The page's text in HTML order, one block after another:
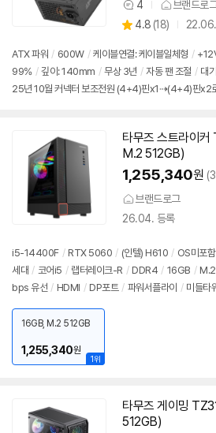
상
품
견
4 브랜드로
별
점
4.8 (상
리
뷰
18)
ATX 파워 / 600W / 케이블연결: 케이블일체형 /
99% / 깊이: 140mm / 무상 3년 / 자동 팬 조절 / 대
25년 10월 커넥터 보조전원 (4+4)핀x1⇢(4+4)핀x2
타무즈 스트라이
M.2 512GB)
1,255,340원
브랜드로그
26.04. 등록
i5-14400F / RTX 5060 / (인텔) H610 / OS미포함
세대 / 코어i5 / 랩터레이크-R / DDR4 / 16GB / M.2
bps 유선 / HDMI / DP포트 / 파워서플라이 / 미들타
1위
16GB, M.2 512GB
1,255,340원
타무즈 게이밍
512GB)